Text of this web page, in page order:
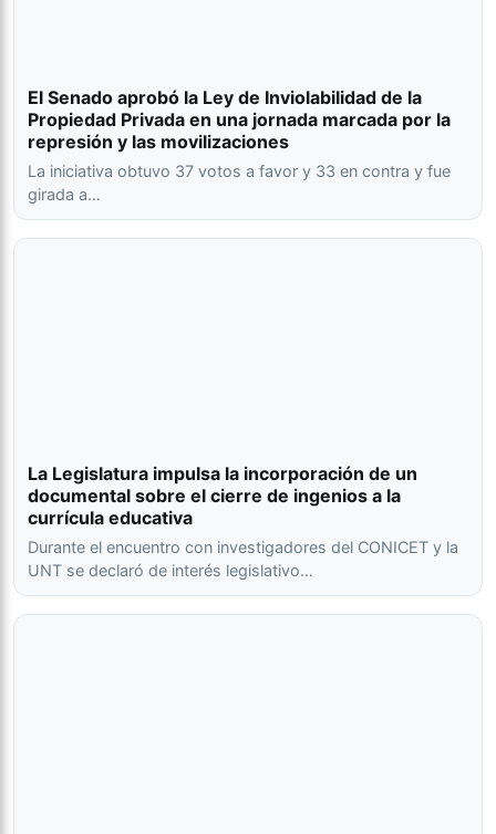
El Senado aprobó la Ley de Inviolabilidad de la
Propiedad Privada en una jornada marcada por la
represión y las movilizaciones
La iniciativa obtuvo 37 votos a favor y 33 en contra y fue
girada a…
La Legislatura impulsa la incorporación de un
documental sobre el cierre de ingenios a la
currícula educativa
Durante el encuentro con investigadores del CONICET y la
UNT se declaró de interés legislativo…